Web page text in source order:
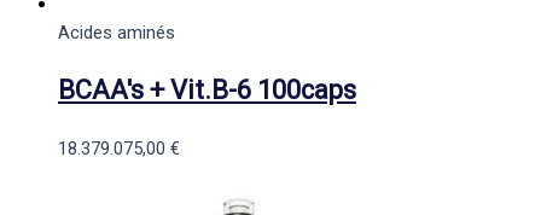
Acides aminés
BCAA's + Vit.B-6 100caps
18.379.075,00 €